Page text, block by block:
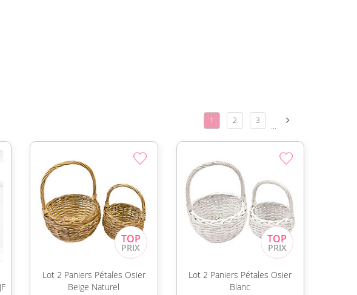
1 2 3 ...
Lot 2 Paniers Pétales Osier
Beige Naturel
Lot 2 Paniers Pétales Osier
Blanc